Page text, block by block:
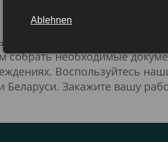
Преимущества
удобно подать заявление
собрать необходимые
Воспользуйтесь
Беларуси. Закажите вашу
Ablehnen